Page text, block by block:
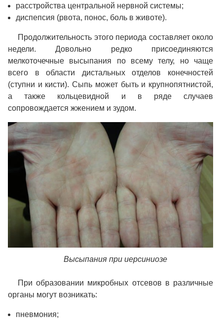
расстройства центральной нервной системы;
диспепсия (рвота, понос, боль в животе).
Продолжительность этого периода составляет около
недели. Довольно редко присоединяются
мелкоточечные высыпания по всему телу, но чаще
всего в области дистальных отделов конечностей
(ступни и кисти). Сыпь может быть и крупнопятнистой,
а также кольцевидной и в ряде случаев
сопровождается жжением и зудом.
Высыпания при иерсиниозе
При образовании микробных отсевов в различные
органы могут возникать:
пневмония;